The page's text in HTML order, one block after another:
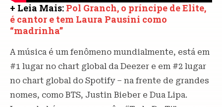
+ Leia Mais: Pol Granch, o príncipe de Elite,
é cantor e tem Laura Pausini como
“madrinha”
A música é um fenômeno mundialmente, está em
#1 lugar no chart global da Deezer e em #2 lugar
no chart global do Spotify – na frente de grandes
nomes, como BTS, Justin Bieber e Dua Lipa.